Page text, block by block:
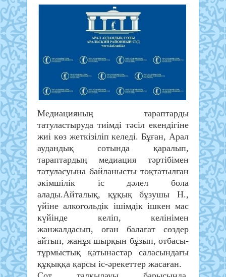
Медиацияның тараптарды
татуластыруда тиімді тәсіл екендігіне
жиі көз жеткізіліп келеді. Бұған, Арал
аудандық сотында қаралып,
тараптардың медиация тәртібімен
татуласуына байланысты тоқтатылған
әкімшілік іс дәлел бола
алады.Айталық, құқық бұзушы Н.,
үйіне алкогольдік ішімдік ішкен мас
күйінде келіп, келінімен
жанжалдасып, оған балағат сөздер
айтып, жанұя шырқын бұзып, отбасы-
тұрмыстық қатынастар саласындағы
құқыққа қарсы іс-әрекеттер жасаған.